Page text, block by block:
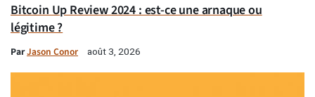
Bitcoin Up Review 2024 : est-ce une arnaque ou
légitime ?
ParJason Conor août 3, 2026